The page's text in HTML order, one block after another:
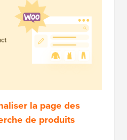
la page des
de produits